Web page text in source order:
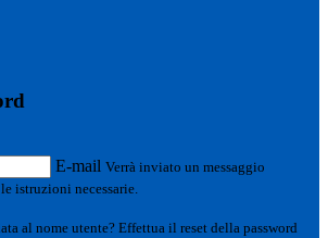
E-mail Verrà inviato un messaggio
istruzioni necessarie.
al nome utente? Effettua il reset della password